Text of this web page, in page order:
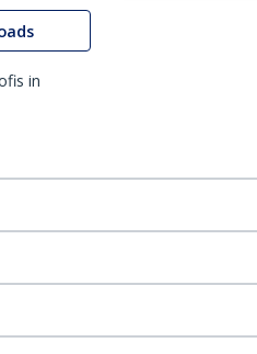
in